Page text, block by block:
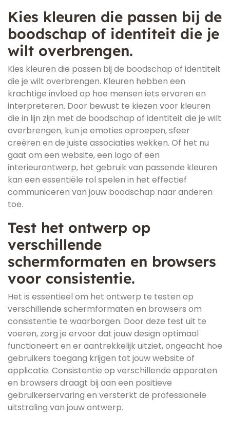
Kies kleuren die passen bij de
boodschap of identiteit die je
wilt overbrengen.
Kies kleuren die passen bij de boodschap of identiteit
die je wilt overbrengen. Kleuren hebben een
krachtige invloed op hoe mensen iets ervaren en
interpreteren. Door bewust te kiezen voor kleuren
die in lijn zijn met de boodschap of identiteit die je wilt
overbrengen, kun je emoties oproepen, sfeer
creëren en de juiste associaties wekken. Of het nu
gaat om een website, een logo of een
interieurontwerp, het gebruik van passende kleuren
kan een essentiële rol spelen in het effectief
communiceren van jouw boodschap naar anderen
toe.
Test het ontwerp op
verschillende
schermformaten en browsers
voor consistentie.
Het is essentieel om het ontwerp te testen op
verschillende schermformaten en browsers om
consistentie te waarborgen. Door deze test uit te
voeren, zorg je ervoor dat jouw design optimaal
functioneert en er aantrekkelijk uitziet, ongeacht hoe
gebruikers toegang krijgen tot jouw website of
applicatie. Consistentie op verschillende apparaten
en browsers draagt bij aan een positieve
gebruikerservaring en versterkt de professionele
uitstraling van jouw ontwerp.